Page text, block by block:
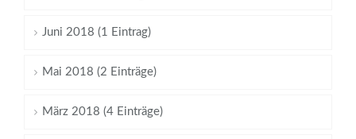
Juni 2018 (1 Eintrag)
Mai 2018 (2 Einträge)
März 2018 (4 Einträge)